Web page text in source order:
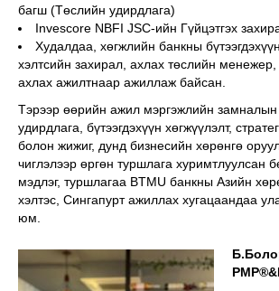
багш (Төслийн удирдлага)
Invescore NBFI JSC-ийн Гүйцэтгэх
Худалдаа, хөгжлийн банкны
хэлтсийн захирал, ахлах төслийн
ахлах ажилтнаар ажиллаж байсан.
Тэрээр өөрийн ажил мэргэжлийн
удирдлага, бүтээгдэхүүн хөгжүүлэлт,
болон жижиг, дунд бизнесийн хөрөнгө
чиглэлээр өргөн туршлага хуримтлуулсан
мэдлэг, туршлагаа BTMU банкны Азийн
хэлтэс, Сингапурт ажиллах хугацаандаа
юм.